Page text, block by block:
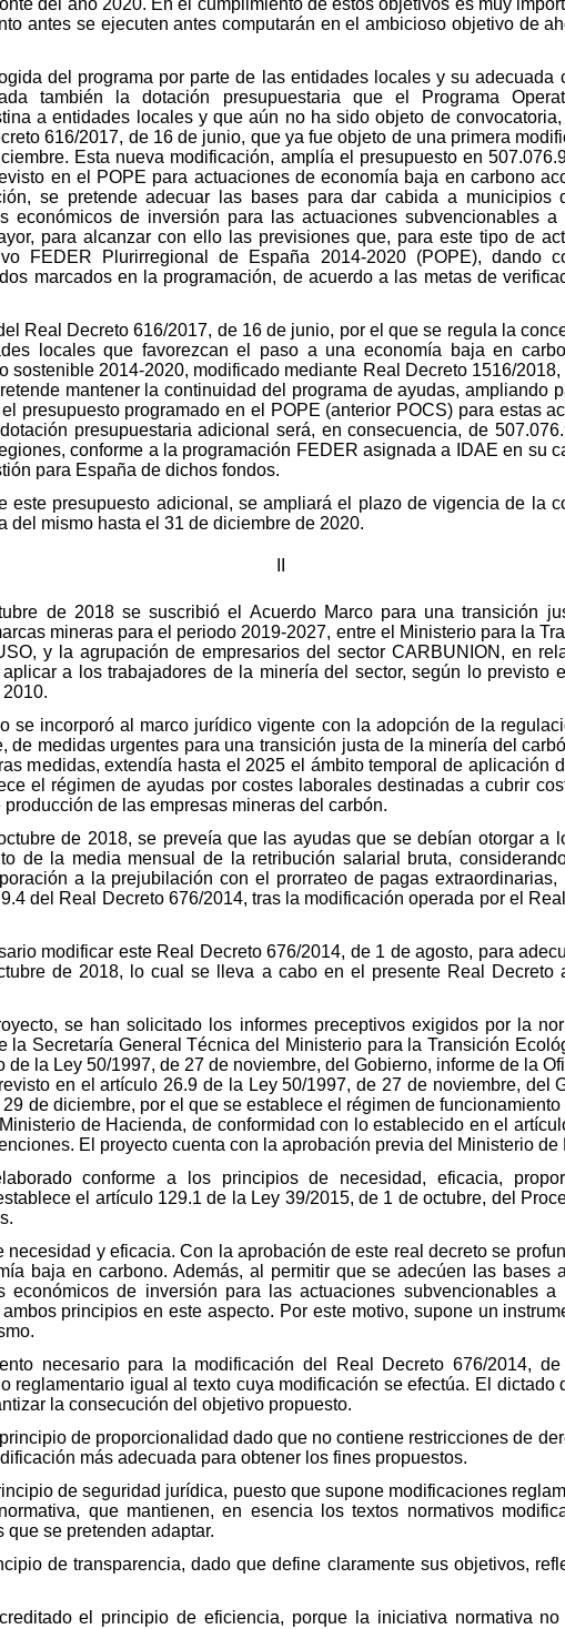
del año 2020. En el cumplimiento de estos objetivos es muy
antes se ejecuten antes computarán en el ambicioso objetivo de
del programa por parte de las entidades locales y su adecuada
también la dotación presupuestaria que el Programa
a entidades locales y que aún no ha sido objeto de
616/2017, de 16 de junio, que ya fue objeto de una primera
Esta nueva modificación, amplía el presupuesto en
en el POPE para actuaciones de economía baja en carbono
se pretende adecuar las bases para dar cabida a municipios
económicos de inversión para las actuaciones subvencionables
para alcanzar con ello las previsiones que, para este tipo de
FEDER Plurirregional de España 2014-2020 (POPE), dando
marcados en la programación, de acuerdo a las metas de
Real Decreto 616/2017, de 16 de junio, por el que se regula la
locales que favorezcan el paso a una economía baja en
sostenible 2014-2020, modificado mediante Real Decreto 1516/
mantener la continuidad del programa de ayudas, ampliando
presupuesto programado en el POPE (anterior POCS) para estas
presupuestaria adicional será, en consecuencia, de
conforme a la programación FEDER asignada a IDAE en su
para España de dichos fondos.
este presupuesto adicional, se ampliará el plazo de vigencia de la
del mismo hasta el 31 de diciembre de 2020.
de 2018 se suscribió el Acuerdo Marco para una transición
mineras para el periodo 2019-2027, entre el Ministerio para la
y la agrupación de empresarios del sector CARBUNION, en
a los trabajadores de la minería del sector, según lo previsto
se incorporó al marco jurídico vigente con la adopción de la
de medidas urgentes para una transición justa de la minería del
medidas, extendía hasta el 2025 el ámbito temporal de aplicación
el régimen de ayudas por costes laborales destinadas a cubrir
de las empresas mineras del carbón.
de 2018, se preveía que las ayudas que se debían otorgar a
de la media mensual de la retribución salarial bruta,
a la prejubilación con el prorrateo de pagas
del Real Decreto 676/2014, tras la modificación operada por el
modificar este Real Decreto 676/2014, de 1 de agosto, para
de 2018, lo cual se lleva a cabo en el presente Real Decreto
se han solicitado los informes preceptivos exigidos por la
la Secretaría General Técnica del Ministerio para la Transición
de la Ley 50/1997, de 27 de noviembre, del Gobierno, informe de la
en el artículo 26.9 de la Ley 50/1997, de 27 de noviembre, del
de diciembre, por el que se establece el régimen de
de Hacienda, de conformidad con lo establecido en el
El proyecto cuenta con la aprobación previa del Ministerio de
conforme a los principios de necesidad, eficacia,
el artículo 129.1 de la Ley 39/2015, de 1 de octubre, del
y eficacia. Con la aprobación de este real decreto se
baja en carbono. Además, al permitir que se adecúen las bases
económicos de inversión para las actuaciones subvencionables
principios en este aspecto. Por este motivo, supone un
necesario para la modificación del Real Decreto 676/2014,
reglamentario igual al texto cuya modificación se efectúa. El dictado
la consecución del objetivo propuesto.
de proporcionalidad dado que no contiene restricciones de
más adecuada para obtener los fines propuestos.
de seguridad jurídica, puesto que supone modificaciones
que mantienen, en esencia los textos normativos
se pretenden adaptar.
de transparencia, dado que define claramente sus objetivos,
el principio de eficiencia, porque la iniciativa normativa